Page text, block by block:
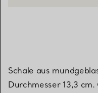
Schale aus
Durchmesser 13,3